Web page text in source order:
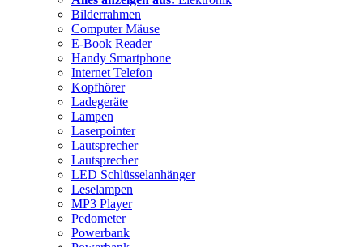
Bilderrahmen
Computer Mäuse
E-Book Reader
Handy Smartphone
Internet Telefon
Kopfhörer
Ladegeräte
Lampen
Laserpointer
Lautsprecher
Lautsprecher
LED Schlüsselanhänger
Leselampen
MP3 Player
Pedometer
Powerbank